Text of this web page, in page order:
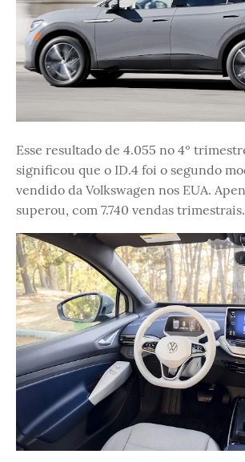
Esse resultado de 4.055 no 4º
significou que o ID.4 foi o segundo
vendido da Volkswagen nos EUA.
superou, com 7.740 vendas trimestrais.